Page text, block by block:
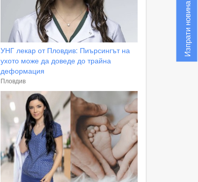
УНГ лекар от Пловдив: Пиърсингът на
ухото може да доведе до трайна
деформация
Пловдив
Изпрати новина